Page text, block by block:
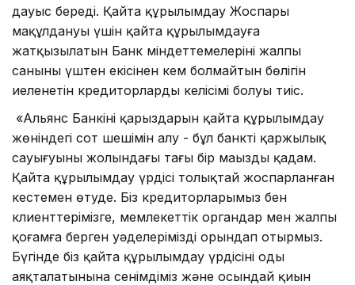
дауыс береді. Қайта құрылымдау Жоспары
мақұлдануы үшін қайта құрылымдауға
жатқызылатын Банк міндеттемелерінің жалпы
санының үштен екісінен кем болмайтын бөлігін
иеленетін кредиторлардың келісімі болуы тиіс.
«Альянс Банкінің қарыздарын қайта құрылымдау
жөніндегі сот шешімін алу - бұл банктің қаржылық
сауығуының жолындағы тағы бір маңызды қадам.
Қайта құрылымдау үрдісі толықтай жоспарланған
кестемен өтуде. Біз кредиторларымыз бен
клиенттерімізге, мемлекеттік органдар мен жалпы
қоғамға берген уәделерімізді орындап отырмыз.
Бүгінде біз қайта құрылымдау үрдісінің оңды
аяқталатынына сенімдіміз және осындай қиын